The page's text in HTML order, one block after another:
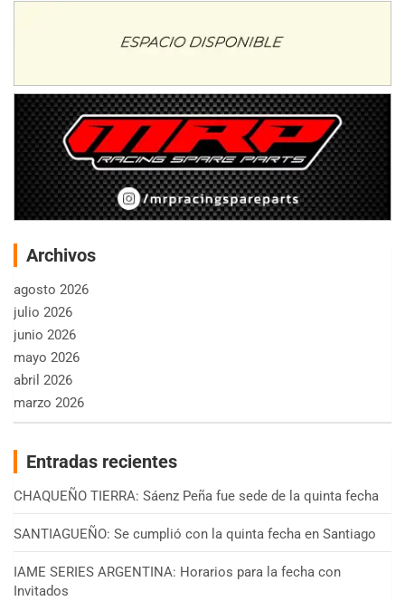
Archivos
agosto 2026
julio 2026
junio 2026
mayo 2026
abril 2026
marzo 2026
Entradas recientes
CHAQUEÑO TIERRA: Sáenz Peña fue sede de la quinta fecha
SANTIAGUEÑO: Se cumplió con la quinta fecha en Santiago
IAME SERIES ARGENTINA: Horarios para la fecha con
Invitados